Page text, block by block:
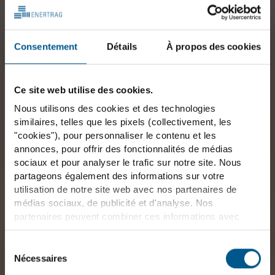
Consentement Détails À propos des cookies
Ce site web utilise des cookies.
Nous utilisons des cookies et des technologies
similaires, telles que les pixels (collectivement, les
"cookies"), pour personnaliser le contenu et les
annonces, pour offrir des fonctionnalités de médias
sociaux et pour analyser le trafic sur notre site. Nous
partageons également des informations sur votre
utilisation de notre site web avec nos partenaires de
médias sociaux, de publicité et d'analyse. Nos
partenaires peuvent combiner ces informations avec
d'autres données que vous leur avez fournies ou qu'ils
services. Nous tenons compte à cet égard de vos
préférences et ne traitons les données à des fins de
Nécessaires